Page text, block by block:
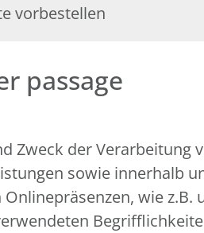
vorbestellen
passage
Zweck der Verarbeitung
sowie innerhalb
wie z.B.